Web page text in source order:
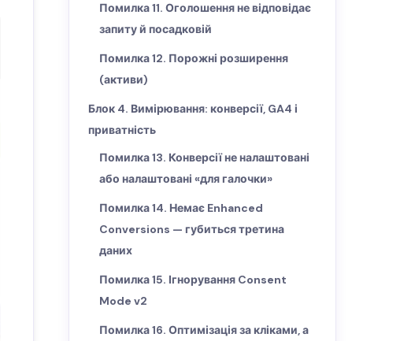
Помилка 11. Оголошення не відповідає
запиту й посадковій
Помилка 12. Порожні розширення
(активи)
Блок 4. Вимірювання: конверсії, GA4 і
приватність
Помилка 13. Конверсії не налаштовані
або налаштовані «для галочки»
Помилка 14. Немає Enhanced
Conversions — губиться третина
даних
Помилка 15. Ігнорування Consent
Mode v2
Помилка 16. Оптимізація за кліками, а